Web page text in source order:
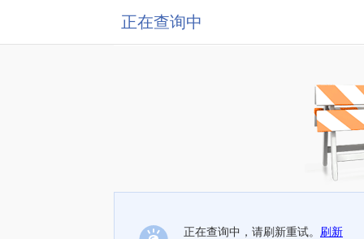
正在查询中
正在查询中，请刷新重试。 刷新